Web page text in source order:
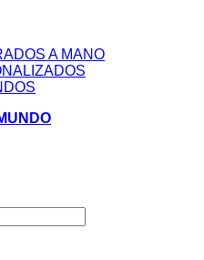
A MANO